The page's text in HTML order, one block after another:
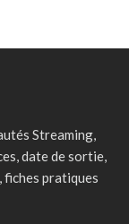
Streaming,
date de sortie,
pratiques